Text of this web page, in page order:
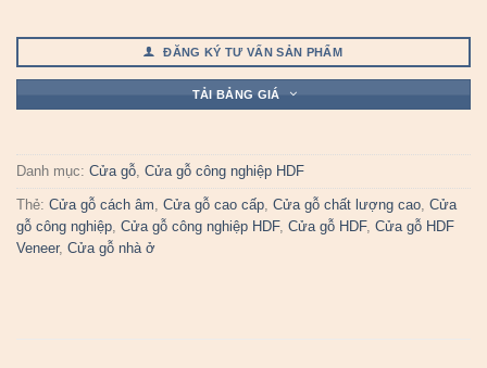
ĐĂNG KÝ TƯ VẤN SẢN PHẨM
TẢI BẢNG GIÁ
Danh mục: Cửa gỗ, Cửa gỗ công nghiệp HDF
Thẻ: Cửa gỗ cách âm, Cửa gỗ cao cấp, Cửa gỗ chất lượng cao, Cửa
gỗ công nghiệp, Cửa gỗ công nghiệp HDF, Cửa gỗ HDF, Cửa gỗ HDF
Veneer, Cửa gỗ nhà ở